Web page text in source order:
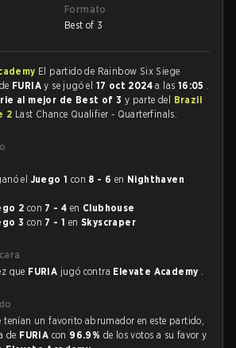
Formato
Best of 3
El partido de Rainbow Six Siege
FURIAy se jugó el 17 oct 2024a las 16:05 .
al mejor de Best of 3 y parte del Brazil
2 Last Chance Qualifier - Quarterfinals.
el Juego 1 con 8 - 6 en Nighthaven
2 con 7 - 4 en Clubhouse
3 con 7 - 1 enSkyscraper
que FURIA jugó contra Elevate Academy .
tenían un favorito abrumador en este partido,
de FURIA con 96.9% de los votos a su favor y